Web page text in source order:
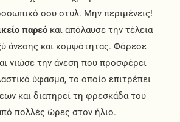
σου στυλ. Μην περιμένεις!
παρεόκαι απόλαυσε την τέλεια
άνεσης και κομψότητας. Φόρεσε
νιώσε την άνεση που προσφέρει
ύφασμα, το οποίο επιτρέπει
και διατηρεί τη φρεσκάδα του
πολλές ώρες στον ήλιο.